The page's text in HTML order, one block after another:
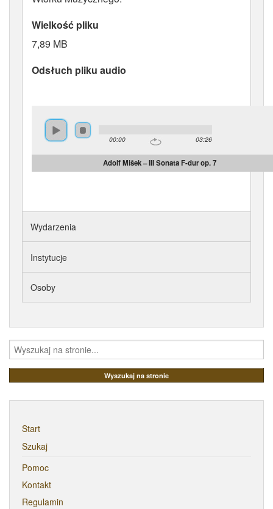
Wielkość pliku
7,89 MB
Odsłuch pliku audio
00:00 03:26
Adolf Mišek – III Sonata F-dur op. 7
Wydarzenia
Instytucje
Osoby
Start
Szukaj
Pomoc
Kontakt
Regulamin